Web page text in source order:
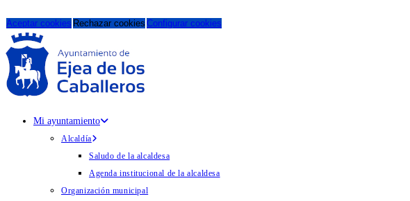
Aceptar cookies Rechazar cookies Configurar cookies
Mi ayuntamiento
Alcaldía
Saludo de la alcaldesa
Agenda institucional de la alcaldesa
Organización municipal